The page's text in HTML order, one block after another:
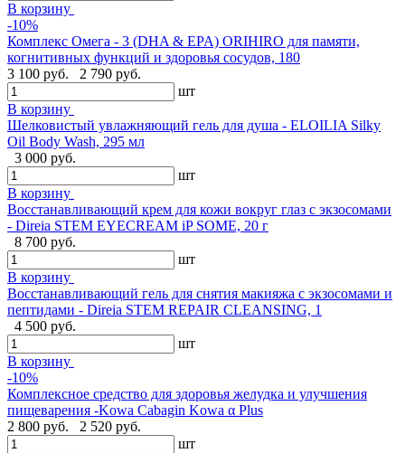
В корзину
-10%
Комплекс Омега - 3 (DHA & EPA) ORIHIRO для памяти,
когнитивных функций и здоровья сосудов, 180
3 100 руб.
2 790 руб.
шт
В корзину
Шелковистый увлажняющий гель для душа - ELOILIA Silky
Oil Body Wash, 295 мл
3 000 руб.
шт
В корзину
Восстанавливающий крем для кожи вокруг глаз с экзосомами
- Direia STEM EYECREAM iP SOME, 20 г
8 700 руб.
шт
В корзину
Восстанавливающий гель для снятия макияжа с экзосомами и
пептидами - Direia STEM REPAIR CLEANSING, 1
4 500 руб.
шт
В корзину
-10%
Комплексное средство для здоровья желудка и улучшения
пищеварения -Kowa Cabagin Kowa α Plus
2 800 руб.
2 520 руб.
шт